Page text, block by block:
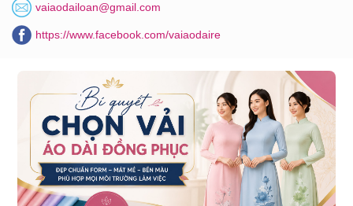
vaiaodailoan@gmail.com
https://www.facebook.com/vaiaodaire